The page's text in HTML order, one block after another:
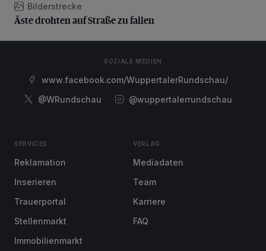
Äste drohten auf Straße zu fallen
Bilderstrecke
Äste drohten auf Straße zu fallen
SOZIALE MEDIEN
www.facebook.com/WuppertalerRundschau/
@WRundschau
@wuppertalerrundschau
SERVICES
Reklamation
Inserieren
Trauerportal
Stellenmarkt
Immobilienmarkt
VERLAG
Mediadaten
Team
Karriere
FAQ